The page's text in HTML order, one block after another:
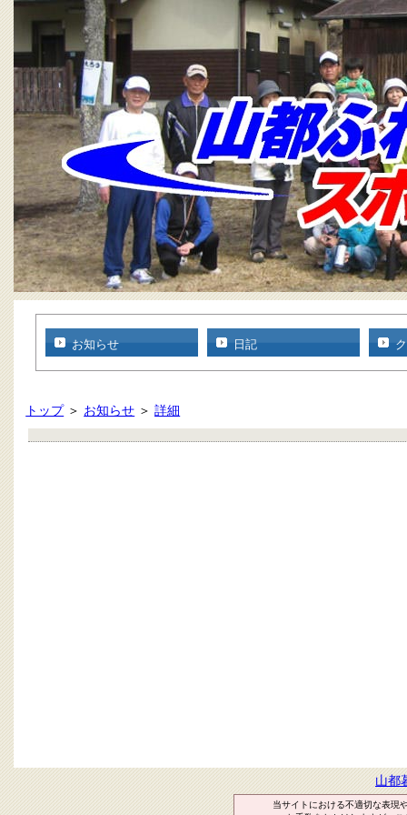
お知らせ 日記
トップ＞ お知らせ ＞詳細
山都
当サイトにおける不適切な表現